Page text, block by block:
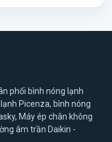
tiêu chuẩn quốc tế)
giúp tăng độ bền và
chống rò rỉ điện, bảo
nhu cầu khác nhau.
phối bình nóng lạnh
Picenza, bình nóng
Máy ép chân không
âm trần Daikin -